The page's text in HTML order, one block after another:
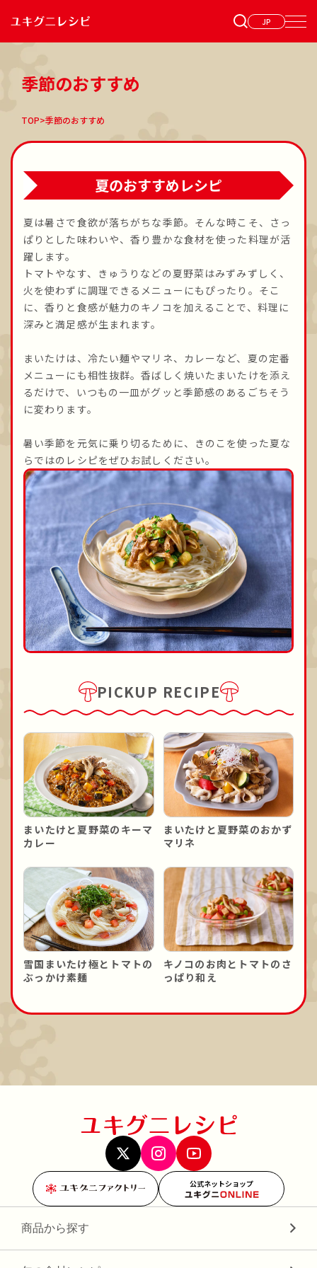
JP
季節のおすすめ
TOP>季節のおすすめ
夏のおすすめレシピ
夏は暑さで食欲が落ちがちな季節。そんな時こそ、さっ
ぱりとした味わいや、香り豊かな食材を使った料理が活
躍します。
トマトやなす、きゅうりなどの夏野菜はみずみずしく、
火を使わずに調理できるメニューにもぴったり。そこ
に、香りと食感が魅力のキノコを加えることで、料理に
深みと満足感が生まれます。
まいたけは、冷たい麺やマリネ、カレーなど、夏の定番
メニューにも相性抜群。香ばしく焼いたまいたけを添え
るだけで、いつもの一皿がグッと季節感のあるごちそう
に変わります。
暑い季節を元気に乗り切るために、きのこを使った夏な
らではのレシピをぜひお試しください。
PICKUP RECIPE
まいたけと夏野菜のキーマ
カレー
まいたけと夏野菜のおかず
マリネ
雪国まいたけ極とトマトの
ぶっかけ素麺
キノコのお肉とトマトのさ
っぱり和え
公式ネットショップ
商品から探す